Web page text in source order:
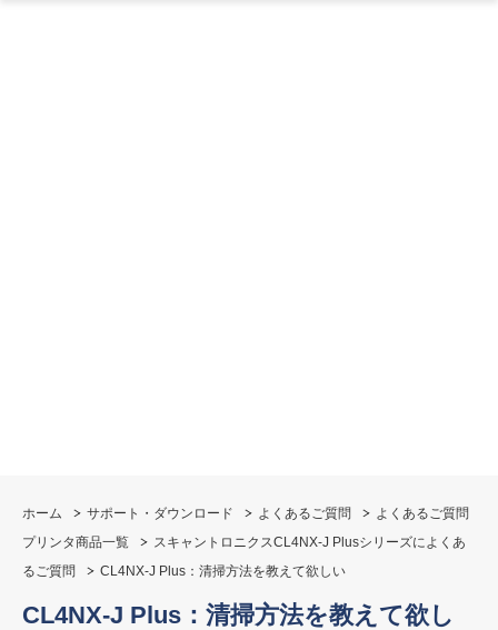
ホーム サポート・ダウンロード よくあるご質問
よくあるご質問
プリンタ商品一覧
スキャントロニクスCL4NX-J Plusシリーズによくあ
るご質問
CL4NX-J Plus：清掃方法を教えて欲しい
CL4NX-J Plus：清掃方法を教えて欲し